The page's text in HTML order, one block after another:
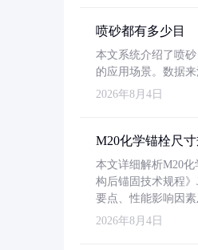
喷砂都有多少目
本文系统介绍了喷
的应用场景。数据
2026年8月4日
M20化学锚栓尺
本文详细解析M20
构后锚固技术规程
要点、性能影响因
2026年8月4日